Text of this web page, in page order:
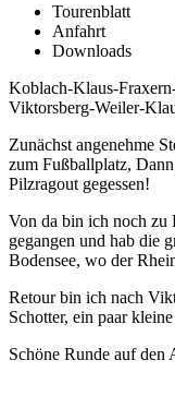
Tourenblatt
Anfahrt
Downloads
Koblach-Klaus-
Viktorsberg-Weiler-
Zunächst angenehme
zum Fußballplatz,
Pilzragout gegessen!
Von da bin ich noch zu
gegangen und hab die
Bodensee, wo der
Retour bin ich nach
Schotter, ein paar
Schöne Runde auf den